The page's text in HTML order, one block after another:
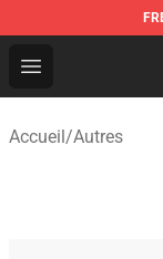
Open menu
Anime
Accueil/Autres